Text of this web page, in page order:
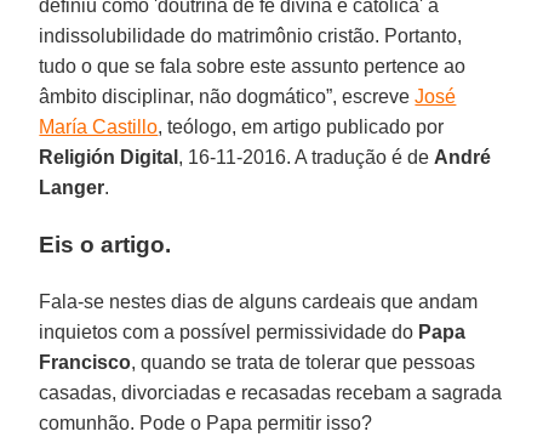
definiu como 'doutrina de fé divina e católica' a
indissolubilidade do matrimônio cristão. Portanto,
tudo o que se fala sobre este assunto pertence ao
âmbito disciplinar, não dogmático”, escreveJosé
María Castillo, teólogo, em artigo publicado por
Religión Digital , 16-11-2016. A tradução é de André
Langer.
Eis o artigo.
Fala-se nestes dias de alguns cardeais que andam
inquietos com a possível permissividade do Papa
Francisco, quando se trata de tolerar que pessoas
casadas, divorciadas e recasadas recebam a sagrada
comunhão. Pode o Papa permitir isso?